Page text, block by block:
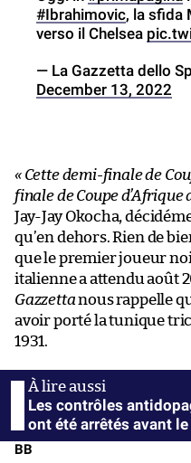
#Ibrahimovic, la sfida
verso il Chelsea
— La Gazzetta dello
December 13, 2022
« Cette demi-finale de
finale de Coupe d’Afrique
Jay-Jay Okocha,
qu’en dehors. Rien de
que le premier joueur
italienne a attendu août
Gazzettanous rappelle
avoir porté la tunique
1931.
Les contrôles
ont été arrêtés avant
BB